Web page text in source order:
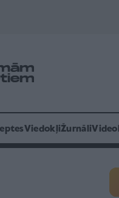
ViedokļiŽurnāliVideo